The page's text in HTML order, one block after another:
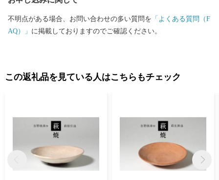
不明点がある場合、お問い合わせの多い質問を 「よくある質問（F
AQ）」 に掲載しておりますのでご確認ください。
この返礼品を見ている人はこちらもチェック